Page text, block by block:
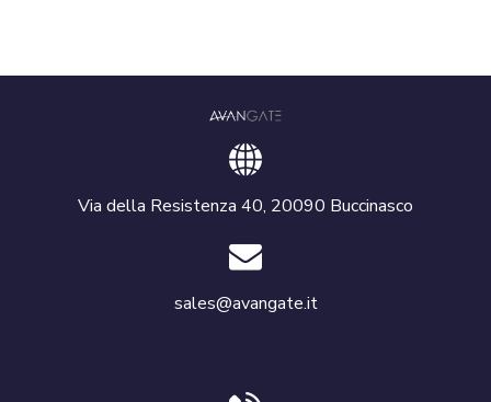
Via della Resistenza 40, 20090 Buccinasco
sales@avangate.it